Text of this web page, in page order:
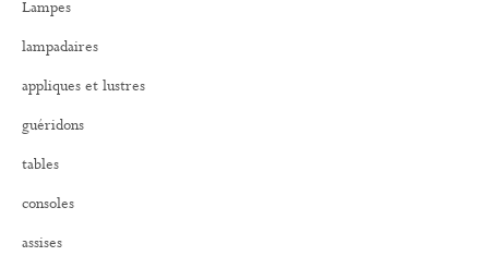
c
e
:
Lampes
lampadaires
appliques et lustres
guéridons
tables
consoles
assises